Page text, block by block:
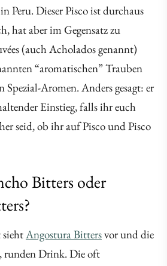
Peru. Dieser Pisco ist durchaus
hat aber im Gegensatz zu
(auch Acholados genannt)
“aromatischen” Trauben
Spezial-Aromen. Anders gesagt: er
Einstieg, falls ihr euch
seid, ob ihr auf Pisco und Pisco
Bitters oder
Angostura Bittersvor und die
runden Drink. Die oft